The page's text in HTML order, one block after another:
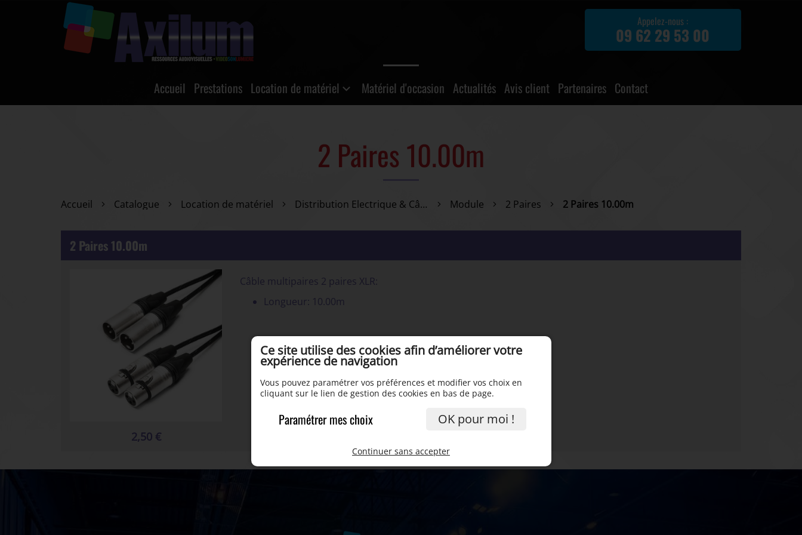
Appelez-nous :
09 62 29 53 00
Accueil Prestations Location de matériel Matériel d'occasion Actualités Avis client Partenaires Contact
2 Paires 10.00m
Accueil Catalogue Location de matériel Distribution Electrique & Câblage Module 2 Paires 2 Paires 10.00m
2 Paires 10.00m
2,50 €
Câble multipaires 2 paires XLR:
Longueur: 10.00m
Ce site utilise des cookies afin d’améliorer votre
expérience de navigation
Vous pouvez paramétrer vos préférences et modifier vos choix en
cliquant sur le lien de gestion des cookies en bas de page.
Paramétrer mes choix OK pour moi !
Continuer sans accepter